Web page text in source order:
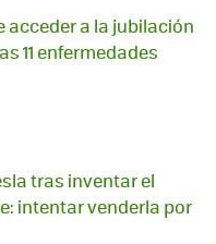
acceder a la jubilación
11 enfermedades
tras inventar el
intentar venderla por